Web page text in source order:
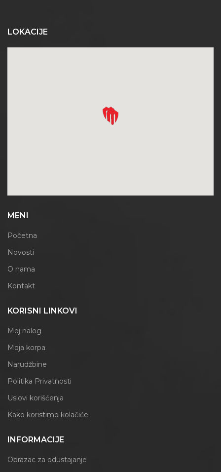
LOKACIJE
MENI
Početna
Novosti
O nama
Kontakt
KORISNI LINKOVI
Moj nalog
Moja korpa
Narudžbine
Politika Privatnosti
Uslovi korišćenja
Kako koristimo kolačiće
INFORMACIJE
Obrazac za odustajanje